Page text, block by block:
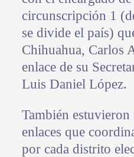
circunscripción 1
se divide el país)
Chihuahua, Carlos
enlace de su
Luis Daniel López.
También
enlaces que
por cada distrito